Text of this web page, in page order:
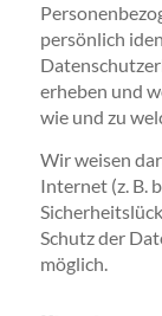
persönlich
erheben und
wie und zu
Wir weisen
Internet (z. B.
Schutz der
möglich.